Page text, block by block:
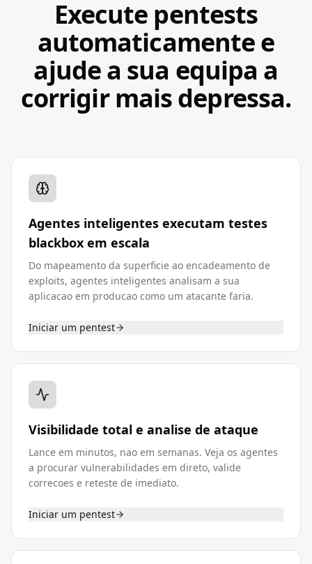
Execute pentests
automaticamente e
ajude a sua equipa a
corrigir mais depressa.
Agentes inteligentes executam testes
blackbox em escala
Do mapeamento da superficie ao encadeamento de
exploits, agentes inteligentes analisam a sua
aplicacao em producao como um atacante faria.
Iniciar um pentest
Visibilidade total e analise de ataque
Lance em minutos, nao em semanas. Veja os agentes
a procurar vulnerabilidades em direto, valide
correcoes e reteste de imediato.
Iniciar um pentest